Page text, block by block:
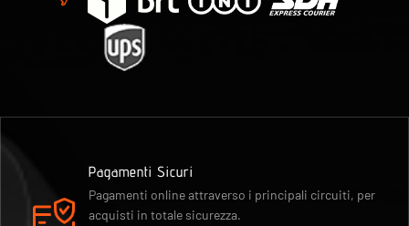
Pagamenti Sicuri
Pagamenti online attraverso i principali circuiti, per
acquisti in totale sicurezza.